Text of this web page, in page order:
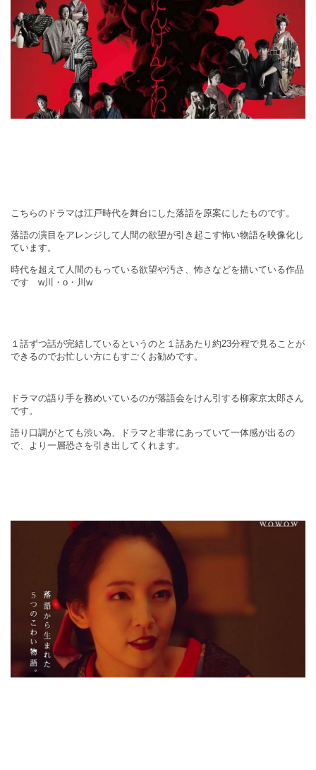
こちらのドラマは江戸時代を舞台にした落語を原案にしたものです。
落語の演目をアレンジして人間の欲望が引き起こす怖い物語を映像化し
ています。
時代を超えて人間のもっている欲望や汚さ、怖さなどを描いている作品
です w川・o・川w
１話ずつ話が完結しているというのと１話あたり約23分程で見ることが
できるのでお忙しい方にもすごくお勧めです。
ドラマの語り手を務めいているのが落語会をけん引する柳家京太郎さん
です。
語り口調がとても渋い為、ドラマと非常にあっていて一体感が出るの
で、より一層恐さを引き出してくれます。